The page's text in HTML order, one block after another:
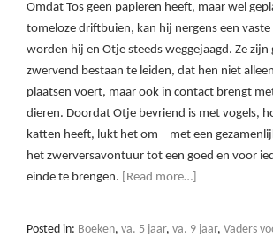
Omdat Tos geen papieren heeft, maar wel
tomeloze driftbuien, kan hij nergens een vaste
worden hij en Otje steeds weggejaagd. Ze zijn
zwervend bestaan te leiden, dat hen niet
plaatsen voert, maar ook in contact brengt
dieren. Doordat Otje bevriend is met vogels,
katten heeft, lukt het om – met een
het zwerversavontuur tot een goed en voor
einde te brengen.
[Read more…]
Posted in: Boeken, va. 5 jaar, va. 9 jaar, Vaders